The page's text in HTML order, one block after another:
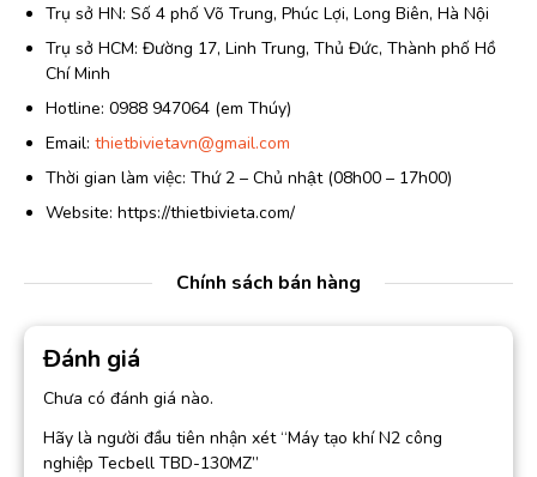
Trụ sở HN: Số 4 phố Võ Trung, Phúc Lợi, Long Biên, Hà Nội
Trụ sở HCM: Đường 17, Linh Trung, Thủ Đức, Thành phố Hồ
Chí Minh
Hotline: 0988 947064 (em Thúy)
Email: thietbivietavn@gmail.com
Thời gian làm việc: Thứ 2 – Chủ nhật (08h00 – 17h00)
Website: https://thietbivieta.com/
Chính sách bán hàng
Đánh giá
Chưa có đánh giá nào.
Hãy là người đầu tiên nhận xét “Máy tạo khí N2 công
nghiệp Tecbell TBD-130MZ”